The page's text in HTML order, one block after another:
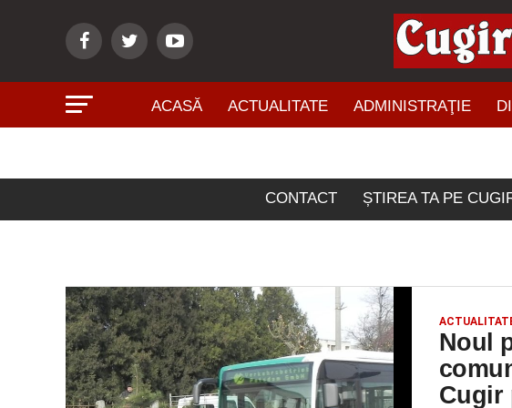
ACASĂ ACTUALITATE ADMINISTRAŢIE
CONTACT ȘTIREA TA PE
Noul
Cugir